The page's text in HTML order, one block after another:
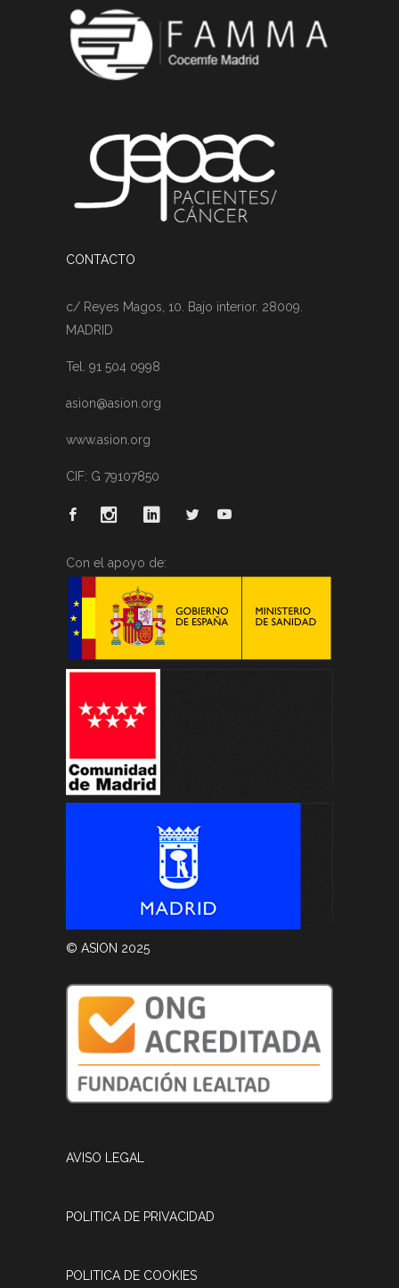
CONTACTO
c/ Reyes Magos, 10. Bajo interior. 28009.
MADRID
Tel. 91 504 0998
asion@asion.org
www.asion.org
CIF: G 79107850
Con el apoyo de:
© ASION 2025
AVISO LEGAL
POLITICA DE PRIVACIDAD
POLITICA DE COOKIES